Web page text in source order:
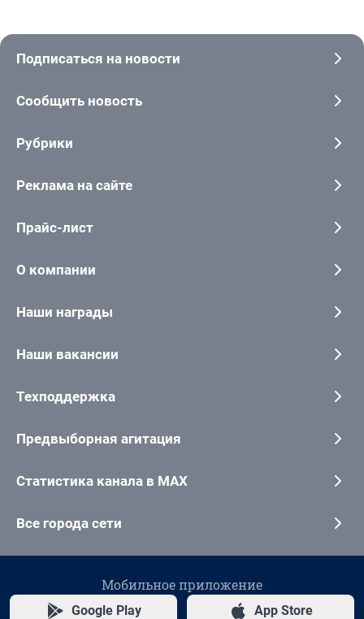
Подписаться на новости
Сообщить новость
Рубрики
Реклама на сайте
Прайс-лист
О компании
Наши награды
Наши вакансии
Техподдержка
Предвыборная агитация
Статистика канала в MAX
Все города сети
Мобильное приложение
Google Play App Store